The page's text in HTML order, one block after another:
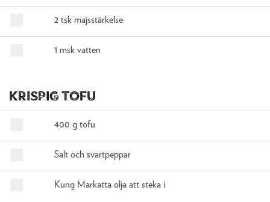
2 tsk majsstärkelse
1 msk vatten
Krispig tofu
400 g tofu
Salt och svartpeppar
Kung Markatta olja att steka i